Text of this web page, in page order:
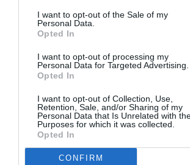
I want to opt-out of the Sale of my
Personal Data.
Opted In
I want to opt-out of processing my
Personal Data for Targeted Advertising.
Opted In
I want to opt-out of Collection, Use,
Retention, Sale, and/or Sharing of my
Personal Data that Is Unrelated with
Purposes for which it was collected.
Opted In
CONFIRM
ΤΕΧΝΕΣ /
στο
ΤΕΧΝΕΣ /
Η